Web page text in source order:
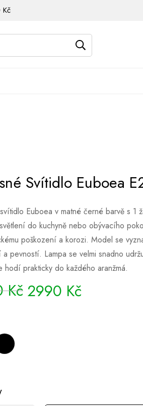
Svítidlo Euboea
Euboea v matné černé barvě s 1
do kuchyně nebo obývacího
poškození a korozi. Model se
pevností. Lampa se velmi snadno
hodí prakticky do každého aranžmá.
Kč 2990 Kč